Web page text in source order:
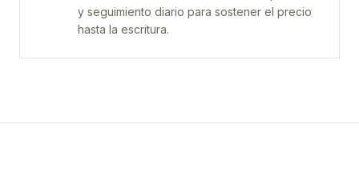
y seguimiento diario para sostener el precio
hasta la escritura.